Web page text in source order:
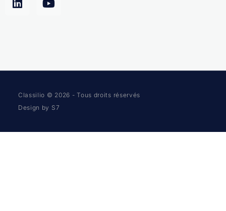
Classilio © 2026 - Tous droits réservés
Design by S7